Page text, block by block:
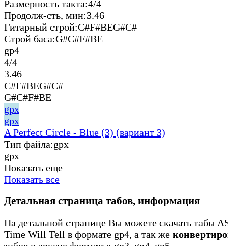
Размерность такта:4/4
Продолж-сть, мин:3.46
Гитарный строй:C#F#BEG#C#
Строй баса:G#C#F#BE
gp4
4/4
3.46
C#F#BEG#C#
G#C#F#BE
gpx
gpx
A Perfect Circle - Blue (3) (вариант 3)
Тип файла:gpx
gpx
Показать еще
Показать все
Детальная страница табов, информация
На детальной странице Вы можете скачать табы
Time Will Tell в формате gp4, а так же